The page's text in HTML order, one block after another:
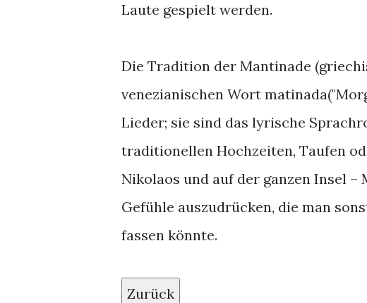
Laute gespielt werden.
Die Tradition der Mantinade
venezianischen Wort
Lieder; sie sind das lyrische
traditionellen Hochzeiten, Taufen
Nikolaos und auf der ganzen Insel –
Gefühle auszudrücken, die man
fassen könnte.
Zurück